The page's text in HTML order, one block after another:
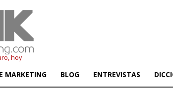
hoy
MARKETING BLOG ENTREVISTAS